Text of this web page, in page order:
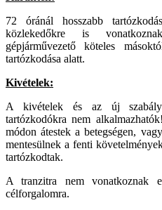
72 óránál hosszabb
közlekedőkre is
gépjárművezető köteles
tartózkodása alatt.
Kivételek:
A kivételek és az új
tartózkodókra nem
módon átestek a betegségen,
mentesülnek a fenti
tartózkodtak.
A tranzitra nem vonatkoznak
célforgalomra.